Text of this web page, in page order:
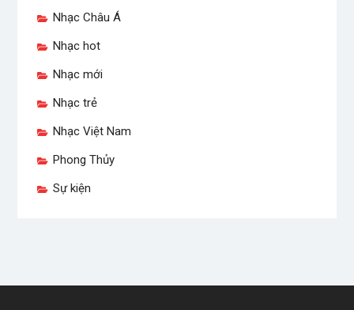
Nhạc Châu Á
Nhạc hot
Nhạc mới
Nhạc trẻ
Nhạc Việt Nam
Phong Thủy
Sự kiện